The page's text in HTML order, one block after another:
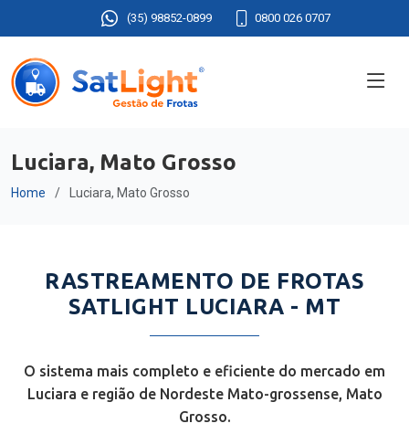
(35) 98852-0899 0800 026 0707
Luciara, Mato Grosso
Home Luciara, Mato Grosso
RASTREAMENTO DE FROTAS
SATLIGHT LUCIARA - MT
O sistema mais completo e eficiente do mercado em
Luciara e região de Nordeste Mato-grossense, Mato
Grosso.